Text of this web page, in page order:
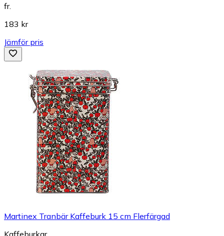
fr.
183 kr
Jämför pris
Martinex Tranbär Kaffeburk 15 cm Flerfärgad
Kaffeburkar